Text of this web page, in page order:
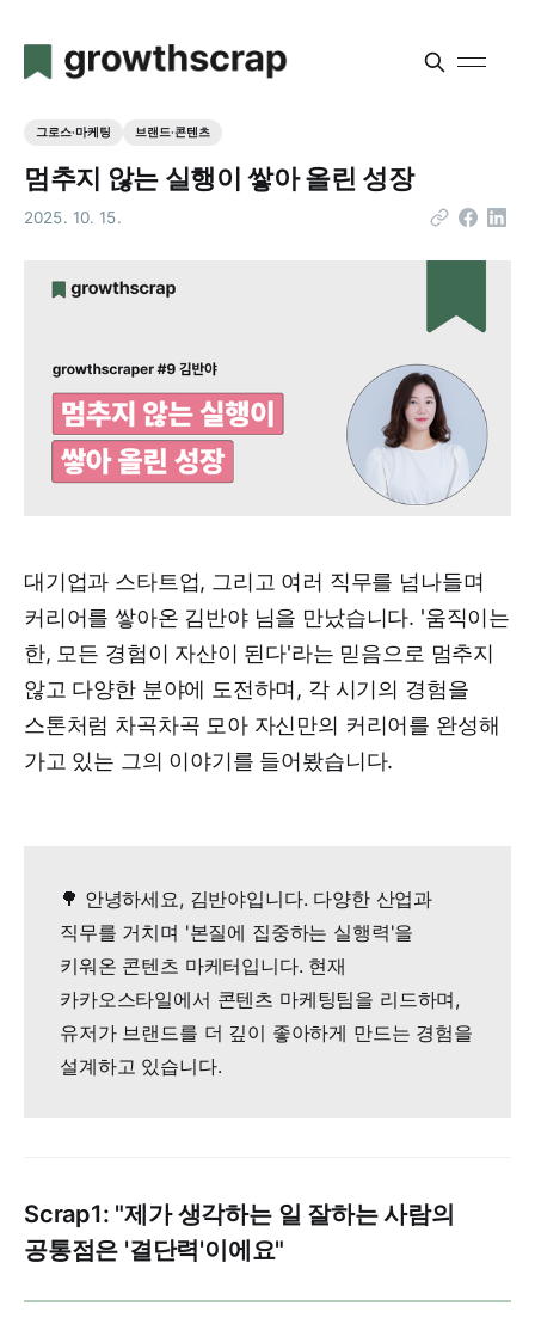
그로스·마케팅 브랜드·콘텐츠
멈추지 않는 실행이 쌓아 올린 성장
2025. 10. 15.
대기업과 스타트업, 그리고 여러 직무를 넘나들며
커리어를 쌓아온 김반야 님을 만났습니다. '움직이는
한, 모든 경험이 자산이 된다'라는 믿음으로 멈추지
않고 다양한 분야에 도전하며, 각 시기의 경험을
스톤처럼 차곡차곡 모아 자신만의 커리어를 완성해
가고 있는 그의 이야기를 들어봤습니다.
🌳 안녕하세요, 김반야입니다. 다양한 산업과
직무를 거치며 '본질에 집중하는 실행력'을
키워온 콘텐츠 마케터입니다. 현재
카카오스타일에서 콘텐츠 마케팅팀을 리드하며,
유저가 브랜드를 더 깊이 좋아하게 만드는 경험을
설계하고 있습니다.
Scrap1: "제가 생각하는 일 잘하는 사람의
공통점은 '결단력'이에요"